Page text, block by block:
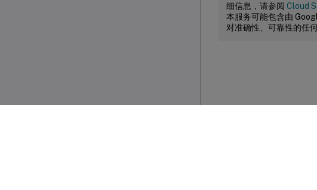
细信息，请参阅 Cloud
本服务可能包含由
对准确性、可靠性的任